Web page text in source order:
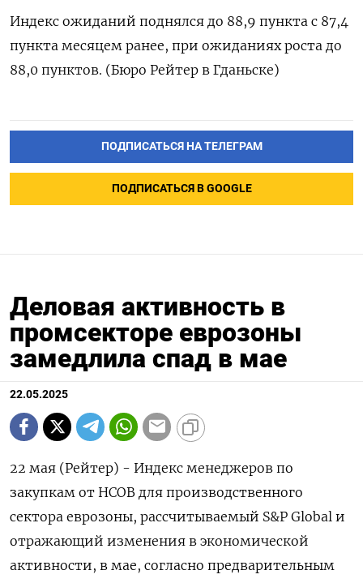
Индекс ожиданий поднялся до 88,9 пункта с 87,4
пункта месяцем ранее, при ожиданиях роста до
88,0 пунктов. (Бюро Рейтер в Гданьске)
ПОДПИСАТЬСЯ НА ТЕЛЕГРАМ
ПОДПИСАТЬСЯ В GOOGLE
Деловая активность в
промсекторе еврозоны
замедлила спад в мае
22.05.2025
22 мая (Рейтер) - Индекс менеджеров по
закупкам от HCOB для производственного
сектора еврозоны, рассчитываемый S&P Global и
отражающий изменения в экономической
активности, в мае, согласно предварительным